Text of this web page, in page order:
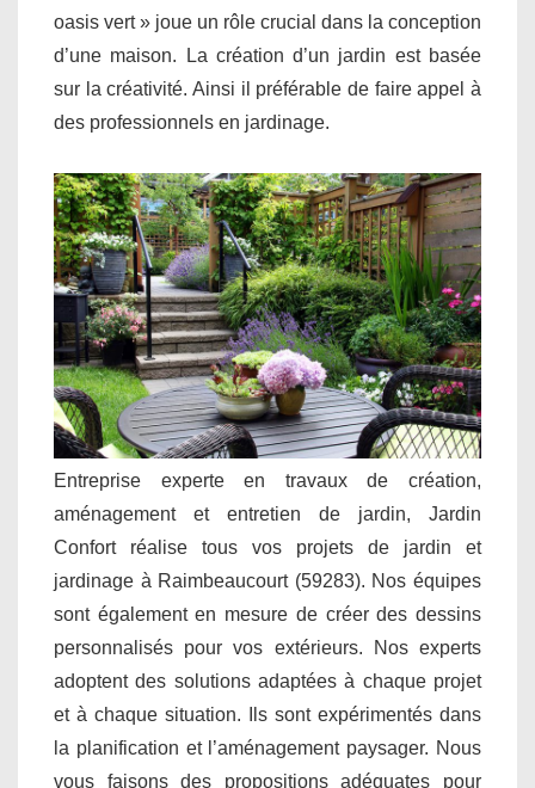
oasis vert » joue un rôle crucial dans la conception
d’une maison. La création d’un jardin est basée
sur la créativité. Ainsi il préférable de faire appel à
des professionnels en jardinage.
Entreprise experte en travaux de création,
aménagement et entretien de jardin, Jardin
Confort réalise tous vos projets de jardin et
jardinage à Raimbeaucourt (59283). Nos équipes
sont également en mesure de créer des dessins
personnalisés pour vos extérieurs. Nos experts
adoptent des solutions adaptées à chaque projet
et à chaque situation. Ils sont expérimentés dans
la planification et l’aménagement paysager. Nous
vous faisons des propositions adéquates pour